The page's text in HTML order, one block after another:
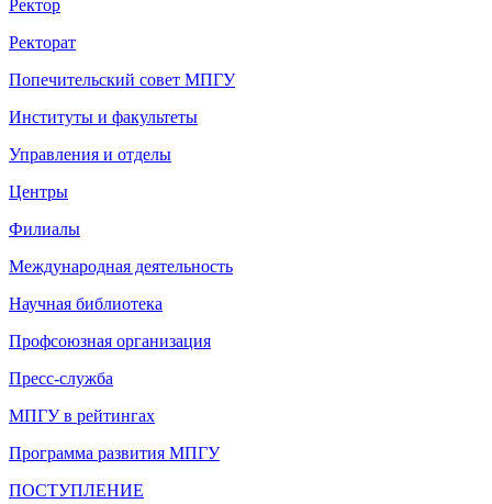
Ректор
Ректорат
Попечительский совет МПГУ
Институты и факультеты
Управления и отделы
Центры
Филиалы
Международная деятельность
Научная библиотека
Профсоюзная организация
Пресс-служба
МПГУ в рейтингах
Программа развития МПГУ
ПОСТУПЛЕНИЕ